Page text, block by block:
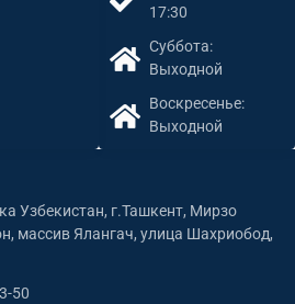
Узбекистан, г.Ташкент, Мирзо
массив Ялангач, улица Шахриобод,
50
17:30
Суббота:
Выходной
Воскресенье:
Выходной